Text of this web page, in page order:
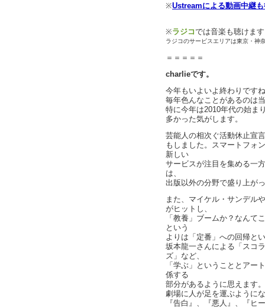
※Ustreamによる動画中継
※ラジコでは音楽も聴けま
ラジコのサービスエリアは東京・神
＝＝＝＝＝
charlieです。
今年もいよいよ終わりです
毎年色んなことがあるのは
特に今年は2010年代の始ま
多かった気がします。
芸能人の相次ぐ活動休止宣
もしました。スマートフォ
新しい
サービスが注目を集める一
は、
出版以外の分野で盛り上が
また、マイケル・サンデル
がヒットし、
「教養」ブームか？なんて
という
よりは「定番」への回帰と
坂本龍一さんによる「スコ
ズ」など、
「学ぶ」ということとアー
係する
部分があるように思えます
劇場に人が足を運ぶように
『告白』、『悪人』、『ヒ